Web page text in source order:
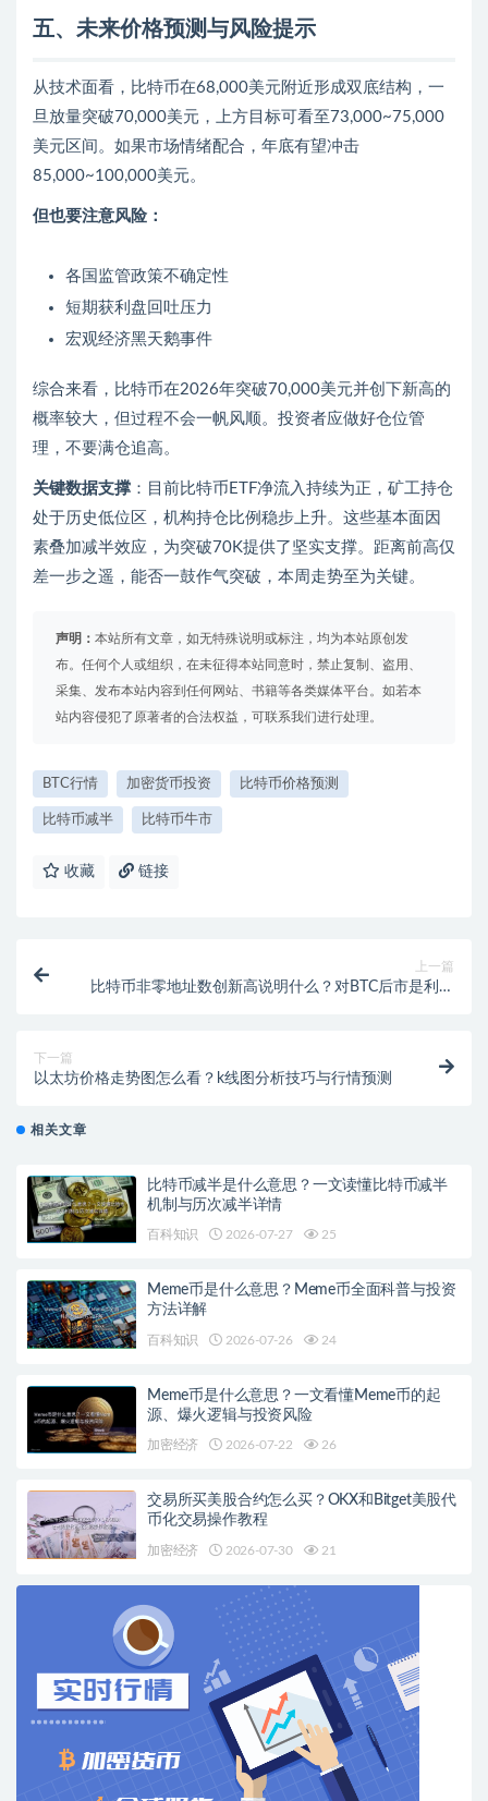
五、未来价格预测与风险提示
从技术面看，比特币在68,000美元附近形成双底结构，一
旦放量突破70,000美元，上方目标可看至73,000~75,000
美元区间。如果市场情绪配合，年底有望冲击
85,000~100,000美元。
但也要注意风险：
各国监管政策不确定性
短期获利盘回吐压力
宏观经济黑天鹅事件
综合来看，比特币在2026年突破70,000美元并创下新高的
概率较大，但过程不会一帆风顺。投资者应做好仓位管
理，不要满仓追高。
关键数据支撑 ：目前比特币ETF净流入持续为正，矿工持仓
处于历史低位区，机构持仓比例稳步上升。这些基本面因
素叠加减半效应，为突破70K提供了坚实支撑。距离前高仅
差一步之遥，能否一鼓作气突破，本周走势至为关键。
声明： 本站所有文章，如无特殊说明或标注，均为本站原创发
布。任何个人或组织，在未征得本站同意时，禁止复制、盗用、
采集、发布本站内容到任何网站、书籍等各类媒体平台。如若本
站内容侵犯了原著者的合法权益，可联系我们进行处理。
BTC行情 加密货币投资 比特币价格预测
比特币减半 比特币牛市
收藏 链接
上一篇
比特币非零地址数创新高说明什么？对BTC后市是利好
下一篇
以太坊价格走势图怎么看？k线图分析技巧与行情预测
相关文章
比特币减半是什么意思？一文读懂比特币减半
机制与历次减半详情
百科知识 2026-07-27 25
Meme币是什么意思？Meme币全面科普与投资
方法详解
百科知识 2026-07-26 24
Meme币是什么意思？一文看懂Meme币的起
源、爆火逻辑与投资风险
加密经济 2026-07-22 26
交易所买美股合约怎么买？OKX和Bitget美股代
币化交易操作教程
加密经济 2026-07-30 21